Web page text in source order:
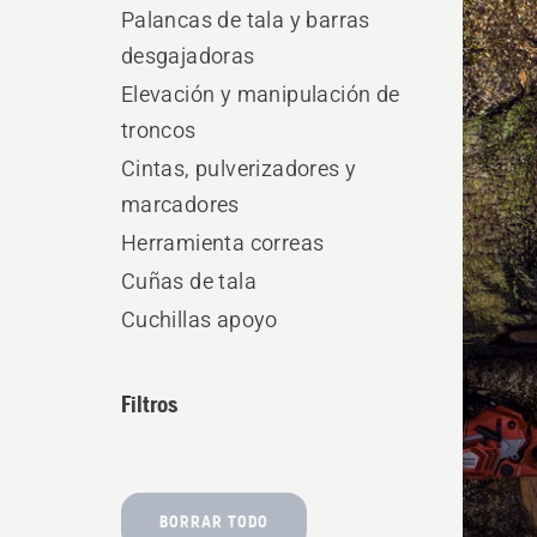
Palancas de tala y barras
desgajadoras
Elevación y manipulación de
troncos
Cintas, pulverizadores y
marcadores
Herramienta correas
Cuñas de tala
Cuchillas apoyo
Filtros
BORRAR TODO